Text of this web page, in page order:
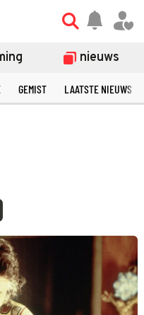
nieuws
GEMIST LAATSTE NIEUWS